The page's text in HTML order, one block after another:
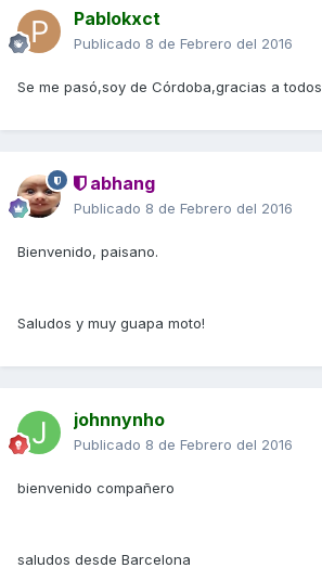
Pablokxct
Publicado 8 de Febrero del 2016
Se me pasó,soy de Córdoba,gracias a todos
abhang
Publicado 8 de Febrero del 2016
Bienvenido, paisano.
Saludos y muy guapa moto!
johnnynho
Publicado 8 de Febrero del 2016
bienvenido compañero
saludos desde Barcelona